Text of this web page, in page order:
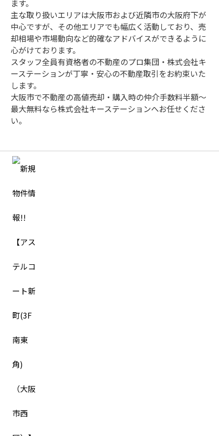
ます。
主な取り扱いエリアは大阪市および近隣市の大阪府下が
中心ですが、その他エリアでも幅広く活動しており、売
却相場や市場動向など的確なアドバイスができるように
心がけております。
スタッフ全員有資格者の不動産のプロ集団・株式会社キ
ーステーションが丁寧・安心の不動産取引をお約束いた
します。
大阪市で不動産の高値売却・購入時の仲介手数料半額～
最大無料なら株式会社キーステーションへお任せくださ
い。